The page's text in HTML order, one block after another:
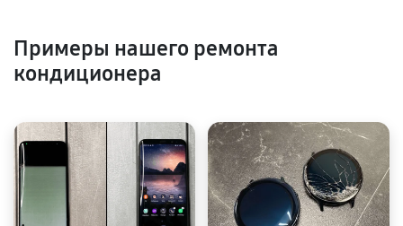
Примеры нашего ремонта
кондиционера